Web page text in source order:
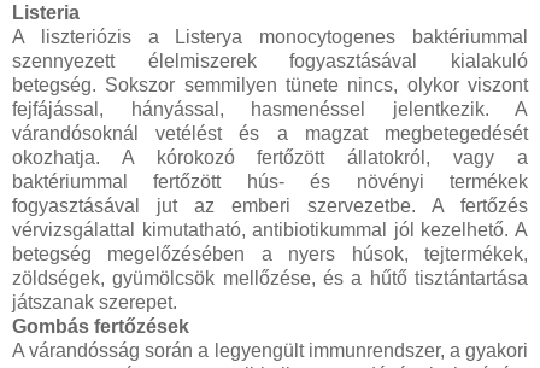
Listeria
A liszteriózis a Listerya monocytogenes baktériummal
szennyezett élelmiszerek fogyasztásával kialakuló
betegség. Sokszor semmilyen tünete nincs, olykor viszont
fejfájással, hányással, hasmenéssel jelentkezik. A
várandósoknál vetélést és a magzat megbetegedését
okozhatja. A kórokozó fertőzött állatokról, vagy a
baktériummal fertőzött hús- és növényi termékek
fogyasztásával jut az emberi szervezetbe. A fertőzés
vérvizsgálattal kimutatható, antibiotikummal jól kezelhető. A
betegség megelőzésében a nyers húsok, tejtermékek,
zöldségek, gyümölcsök mellőzése, és a hűtő tisztántartása
játszanak szerepet.
Gombás fertőzések
A várandósság során a legyengült immunrendszer, a gyakori